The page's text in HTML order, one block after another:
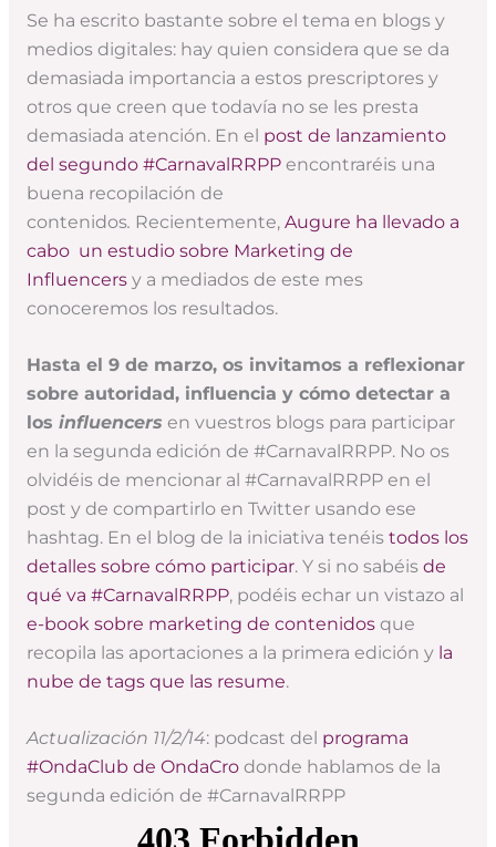
Se ha escrito bastante sobre el tema en blogs y
medios digitales: hay quien considera que se da
demasiada importancia a estos prescriptores y
otros que creen que todavía no se les presta
demasiada atención. En el post de lanzamiento
del segundo #CarnavalRRPPencontraréis una
buena recopilación de
contenidos. Recientemente, Augure ha llevado a
cabo un estudio sobre Marketing de
Influencersy a mediados de este mes
conoceremos los resultados.
Hasta el 9 de marzo, os invitamos a reflexionar
sobre autoridad, influencia y cómo detectar a
los influencers en vuestros blogs para participar
en la segunda edición de #CarnavalRRPP. No os
olvidéis de mencionar al #CarnavalRRPP en el
post y de compartirlo en Twitter usando ese
hashtag. En el blog de la iniciativa tenéis todos los
detalles sobre cómo participar. Y si no sabéis de
qué va #CarnavalRRPP, podéis echar un vistazo al
e-book sobre marketing de contenidosque
recopila las aportaciones a la primera edición y la
nube de tags que las resume.
Actualización 11/2/14: podcast del programa
#OndaClub de OndaCrodonde hablamos de la
segunda edición de #CarnavalRRPP